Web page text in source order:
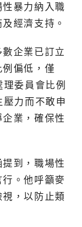
暴力納入職
經濟支持。
企業已訂立
偏低，僅
委員會比例
壓力而不敢申
業，確保性
到，職場性
。他呼籲麥
，以防止類